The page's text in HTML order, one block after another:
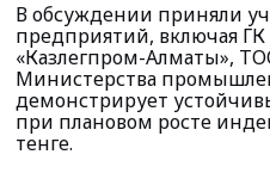
В обсуждении приняли
предприятий, включая ГК
«Казлегпром-Алматы»,
Министерства
демонстрирует
при плановом росте
тенге.